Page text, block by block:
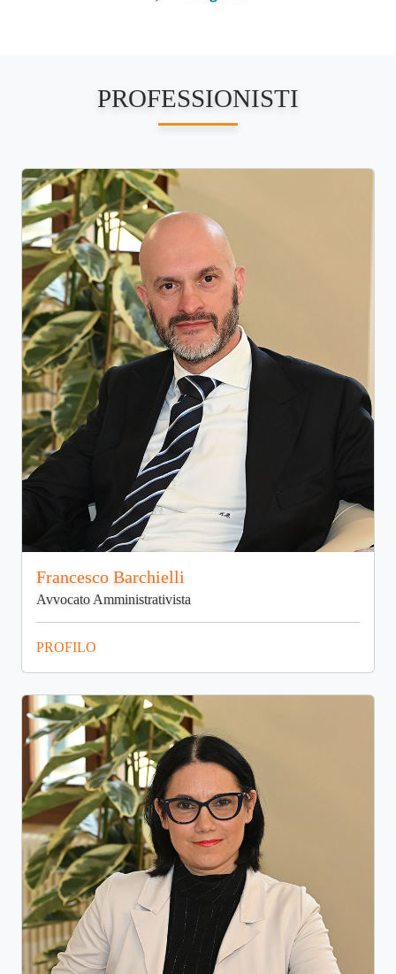
PROFESSIONISTI
Francesco Barchielli
Avvocato Amministrativista
PROFILO